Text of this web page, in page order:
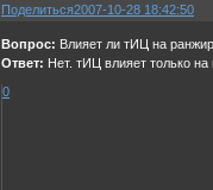
Поделиться2007-10-28 18:42:50
Вопрос: Влияет ли тИЦ на
Ответ: Нет. тИЦ влияет только
0